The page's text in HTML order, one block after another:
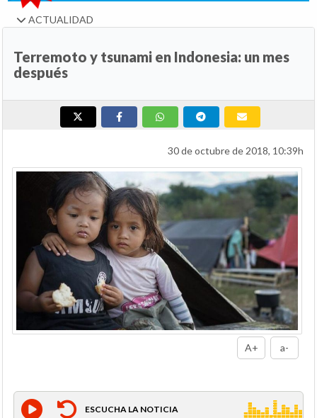
ACTUALIDAD
Terremoto y tsunami en Indonesia: un mes
después
30 de octubre de 2018, 10:39h
A+ a-
ESCUCHA LA NOTICIA